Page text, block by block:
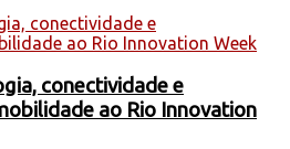
conectividade e
ao Rio Innovation